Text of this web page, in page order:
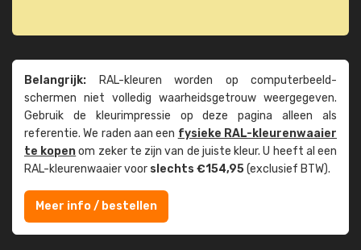
Belangrijk: RAL-kleuren worden op computer­beeld­
schermen niet volledig waarheids­­getrouw weer­gegeven.
Gebruik de kleur­impressie op deze pagina alleen als
referentie. We raden aan een fysieke RAL-kleuren­waaier
te kopenom zeker te zijn van de juiste kleur. U heeft al een
RAL-kleuren­waaier voor slechts €154,95(exclusief BTW).
Meer info / bestellen